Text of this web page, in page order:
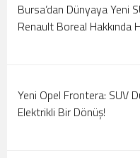
Bursa’dan Dünyaya Yeni
Renault Boreal Hakkında
Yeni Opel Frontera: SUV
Elektrikli Bir Dönüş!